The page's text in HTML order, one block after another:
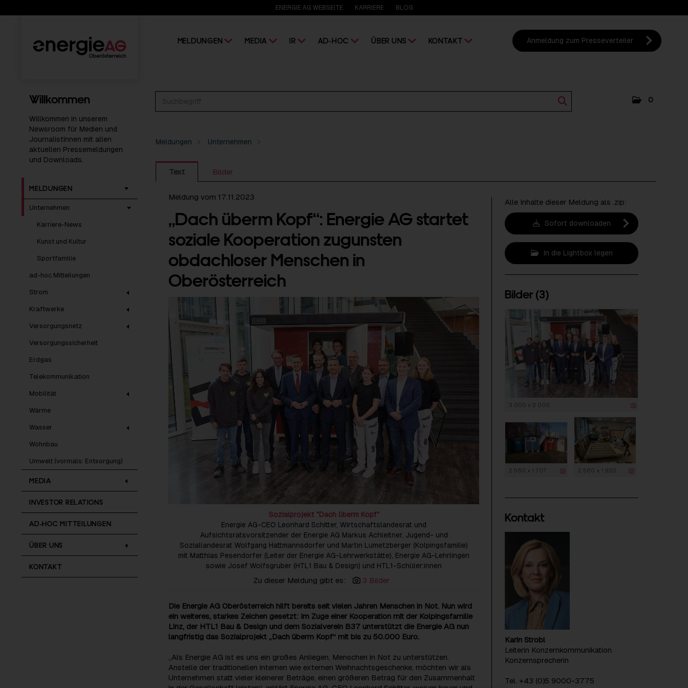
ENERGIE AG WEBSEITE KARRIERE BLOG
MELDUNGEN MEDIA IR AD-HOC ÜBER UNS KONTAKT Anmeldung zum Presseverteiler
0
Willkommen
Willkommen in unserem
Newsroom für Medien und
JournalistInnen mit allen
aktuellen Pressemeldungen
und Downloads.
MELDUNGEN
Unternehmen
Karriere-News
Kunst und Kultur
Sportfamilie
ad-hoc Mitteilungen
Strom
Kraftwerke
Versorgungsnetz
Versorgungssicherheit
Erdgas
Telekommunikation
Mobilität
Wärme
Wasser
Wohnbau
Umwelt (vormals: Entsorgung)
MEDIA
INVESTOR RELATIONS
AD-HOC MITTEILUNGEN
ÜBER UNS
KONTAKT
Meldungen Unternehmen
Text Bilder
Meldung vom 17.11.2023
„Dach überm Kopf“: Energie AG startet
soziale Kooperation zugunsten
obdachloser Menschen in
Oberösterreich
Sozialprojekt "Dach überm Kopf"
Energie AG-CEO Leonhard Schitter, Wirtschaftslandesrat und
Aufsichtsratsvorsitzender der Energie AG Markus Achleitner, Jugend- und
Soziallandesrat Wolfgang Hattmannsdorfer und Martin Lumetzberger (Kolpingsfamilie)
mit Matthias Pesendorfer (Leiter der Energie AG-Lehrwerkstätte), Energie AG-Lehrlingen
sowie Josef Wolfsgruber (HTL1 Bau & Design) und HTL1-Schüler:innen
Zu dieser Meldung gibt es: 3 Bilder
Die Energie AG Oberösterreich hilft bereits seit vielen Jahren Menschen in Not. Nun wird
ein weiteres, starkes Zeichen gesetzt: Im Zuge einer Kooperation mit der Kolpingsfamilie
Linz, der HTL1 Bau & Design und dem Sozialverein B37 unterstützt die Energie AG nun
langfristig das Sozialprojekt „Dach überm Kopf“ mit bis zu 50.000 Euro.
„Als Energie AG ist es uns ein großes Anliegen, Menschen in Not zu unterstützen.
Anstelle der traditionellen internen wie externen Weihnachtsgeschenke, möchten wir als
Unternehmen statt vieler kleinerer Beträge, einen größeren Betrag für den Zusammenhalt
Alle Inhalte dieser Meldung als .zip:
Sofort downloaden
In die Lightbox legen
Bilder (3)
3 000 x 2 000
2 560 x 1 707 2 560 x 1 920
Kontakt
Karin Strobl
Leiterin Konzernkommunikation
Konzernsprecherin
Tel. +43 (0)5 9000-3775